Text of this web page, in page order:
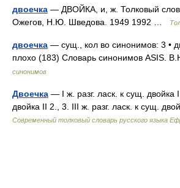
двоечка — ДВОЙКА, и, ж. Толковый
Ожегов, Н.Ю. Шведова. 1949 1992 …
двоечка — сущ., кол во синонимов: 3 •
плохо (183) Словарь синонимов ASIS.
синонимов
Двоечка — I ж. разг. ласк. к сущ. двойка I
двойка II 2., 3. III ж. разг. ласк. к сущ.
Современный толковый словарь русского языка